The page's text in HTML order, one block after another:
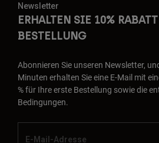
Newsletter
ERHALTEN SIE 10%
BESTELLUNG
Abonnieren Sie unseren Newsletter,
Minuten erhalten Sie eine E-Mail mit
% für Ihre erste Bestellung sowie die
Bedingungen.